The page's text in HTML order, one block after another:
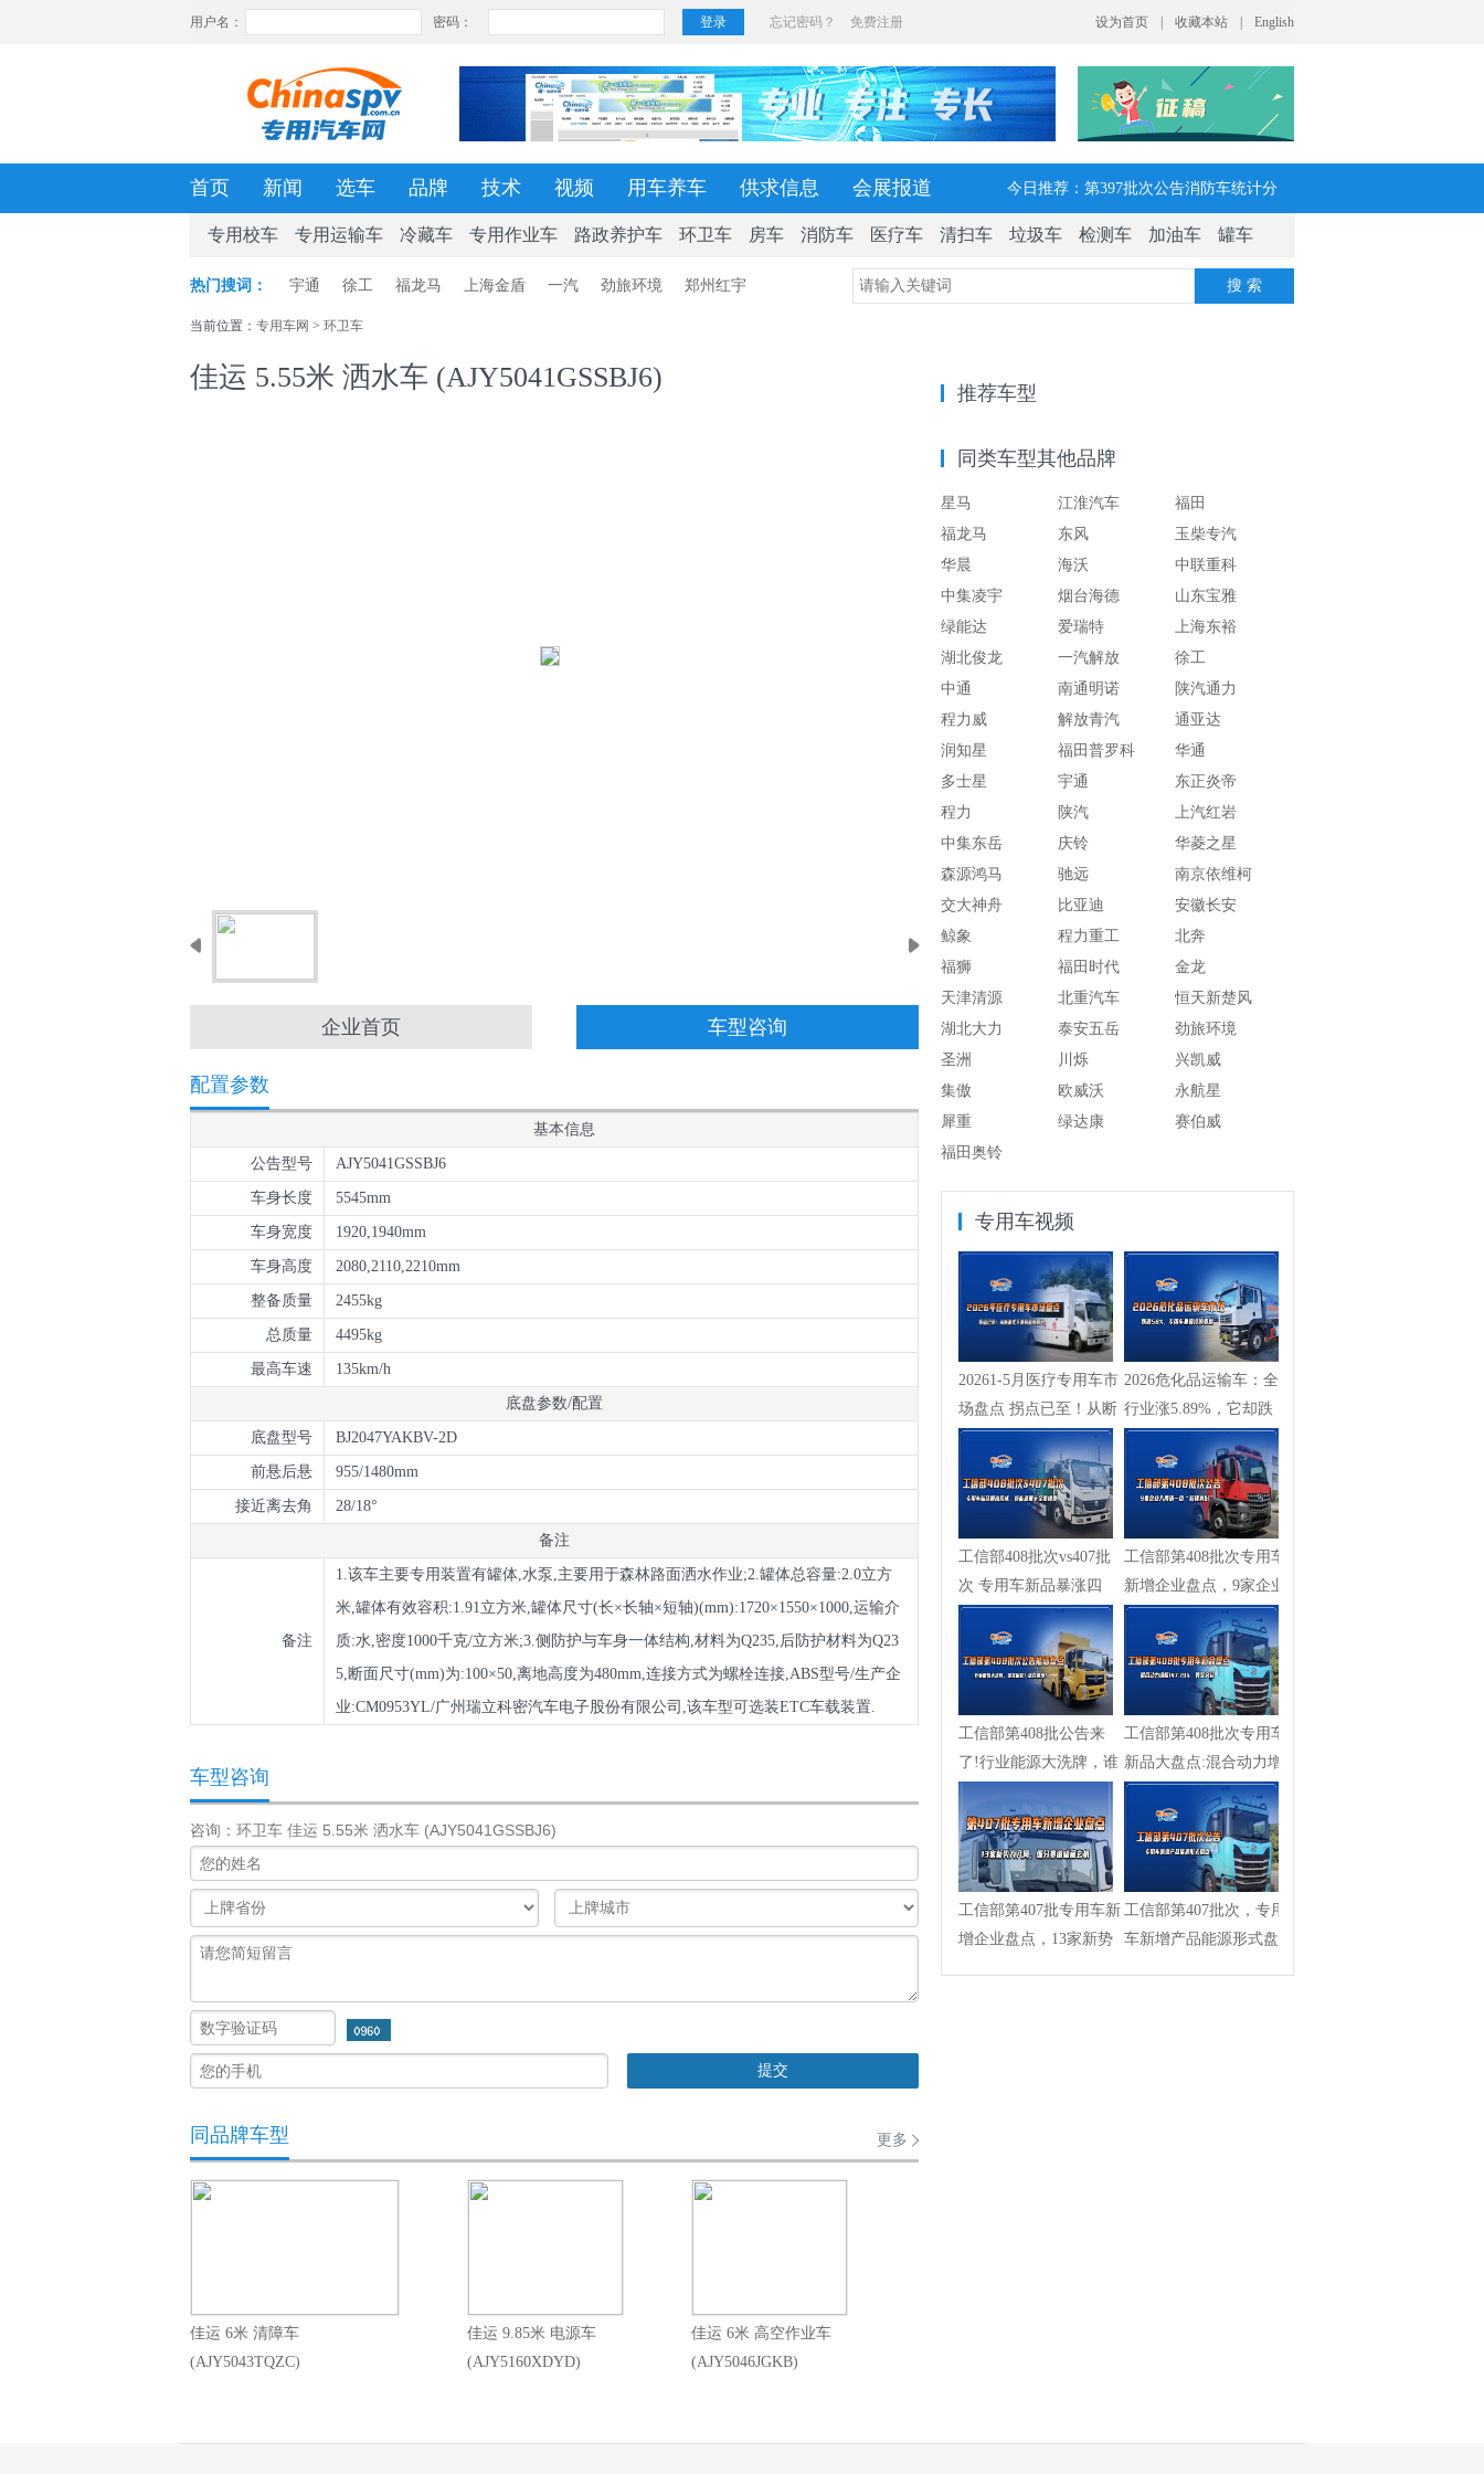
首页 新闻 选车 品牌 技术 视频 用车养车 供求信息 会展报道 今日推荐：第397批次公告消防车统计分
析：公示企业达21家11种车型，水罐、器
V7H危货牵引车获安徽客户青睐
专用校车 专用运输车 冷藏车 专用作业车 路政养护车 环卫车 房车 消防车 医疗车 清扫车 垃圾车 检测车 加油车 罐车
热门搜词： 宇通 徐工 福龙马 上海金盾 一汽 劲旅环境 郑州红宇 搜 索
当前位置： 专用车网 > 环卫车
佳运 5.55米 洒水车 (AJY5041GSSBJ6)
企业首页 车型咨询
配置参数
基本信息
公告型号 AJY5041GSSBJ6
车身长度 5545mm
车身宽度 1920,1940mm
车身高度 2080,2110,2210mm
整备质量 2455kg
总质量 4495kg
最高车速 135km/h
底盘参数/配置
底盘型号 BJ2047YAKBV-2D
前悬后悬 955/1480mm
接近离去角 28/18°
备注
备注
1.该车主要专用装置有罐体,水泵,主要用于森林路面洒水作业;2.罐体总容量:2.0立方
米,罐体有效容积:1.91立方米,罐体尺寸(长×长轴×短轴)(mm):1720×1550×1000,运输介
质:水,密度1000千克/立方米;3.侧防护与车身一体结构,材料为Q235,后防护材料为Q23
5,断面尺寸(mm)为:100×50,离地高度为480mm,连接方式为螺栓连接,ABS型号/生产企
业:CM0953YL/广州瑞立科密汽车电子股份有限公司,该车型可选装ETC车载装置.
车型咨询
咨询：环卫车 佳运 5.55米 洒水车 (AJY5041GSSBJ6)
同品牌车型 更多
佳运 6米 清障车
(AJY5043TQZC)
佳运 9.85米 电源车
(AJY5160XDYD)
佳运 6米 高空作业车
(AJY5046JGKB)
推荐车型
同类车型其他品牌
星马 江淮汽车
福田
福龙马
东风
玉柴专汽
华晨
海沃
中联重科
中集凌宇
烟台海德
山东宝雅
绿能达
爱瑞特
上海东裕
湖北俊龙
一汽解放
徐工
中通
南通明诺
陕汽通力
程力威
解放青汽
通亚达
润知星
福田普罗科
华通
多士星
宇通
东正炎帝
程力
陕汽
上汽红岩
中集东岳
庆铃
华菱之星
森源鸿马
驰远
南京依维柯
交大神舟
比亚迪
安徽长安
鲸象
程力重工
北奔
福狮
福田时代
金龙
天津清源
北重汽车
恒天新楚风
湖北大力
泰安五岳
劲旅环境
圣洲
川烁
兴凯威
集傲
欧威沃
永航星
犀重
绿达康
赛伯威
福田奥铃
专用车视频
20261-5月医疗专用车市
场盘点 拐点已至！从断
崖式下...
2026危化品运输车：全
行业涨5.89%，它却跌
58%，专用车...
工信部408批次vs407批
次 专用车新品暴涨四
成，新能源...
工信部第408批次专用车
新增企业盘点，9家企业
入局清一...
工信部第408批公告来
了!行业能源大洗牌，谁
工信部第408批次专用车
新品大盘点:混合动力增
幅147.79...
工信部第407批专用车新
增企业盘点，13家新势
工信部第407批次，专用
车新增产品能源形式盘